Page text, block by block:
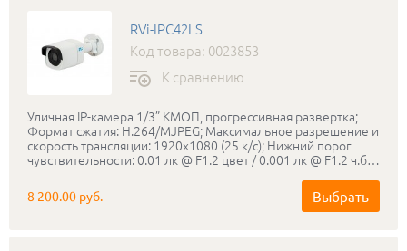
RVi-IPC42LS
Код товара: 0023853
К сравнению
Уличная IP-камера 1/3” КМОП, прогрессивная развертка;
Формат сжатия: H.264/MJPEG; Максимальное разрешение и
скорость трансляции: 1920х1080 (25 к/с); Нижний порог
чувствительности: 0.01 лк @ F1.2 цвет / 0.001 лк @ F1.2 ч.б.;
Мегапиксельный объектив: 3.6 мм; ИК-подсветка: до 20
метров; Соответствие стандартам ONVIF; Класс защиты:
IP66; Диапазон рабочих температур: -40…+50°С; Питание:
8 200.00 руб. Выбрать